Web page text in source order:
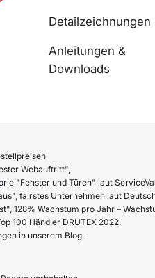
Detailzeichnungen
Anleitungen &
Downloads
Webauftritt",
"Fenster und Türen" laut
fairstes Unternehmen laut
128% Wachstum pro Jahr –
100 Händler DRUTEX 2022.
in unserem Blog.